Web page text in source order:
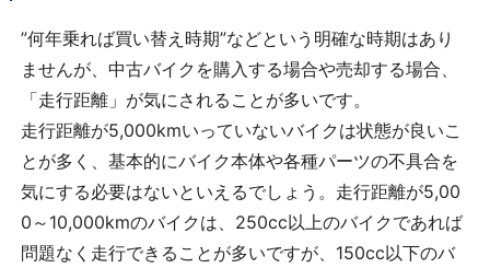
”何年乗れば買い替え時期”などという明確な時期はあり
ませんが、中古バイクを購入する場合や売却する場合、
「走行距離」が気にされることが多いです。
走行距離が5,000kmいっていないバイクは状態が良いこ
とが多く、基本的にバイク本体や各種パーツの不具合を
気にする必要はないといえるでしょう。走行距離が5,00
0～10,000kmのバイクは、250cc以上のバイクであれば
問題なく走行できることが多いですが、150cc以下のバ